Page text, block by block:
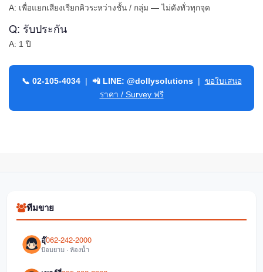
A: เพื่อแยกเสียงเรียกคิวระหว่างชั้น / กลุ่ม — ไม่ดังทั่วทุกจุด
Q: รับประกัน
A: 1 ปี
📞 02-105-4034| 📲 LINE: @dollysolutions| ขอใบเสนอ
ราคา / Survey ฟรี
ทีมขาย
อุ๊062-242-2000
ป้อมยาม · ห้องน้ำ